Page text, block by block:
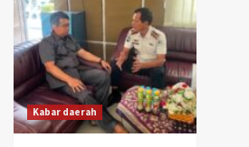
Kabar daerah